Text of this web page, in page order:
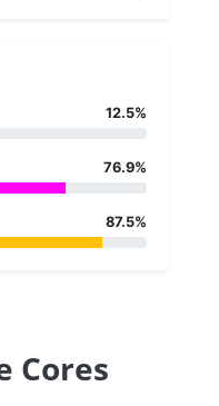
12.5%
76.9%
87.5%
Cores